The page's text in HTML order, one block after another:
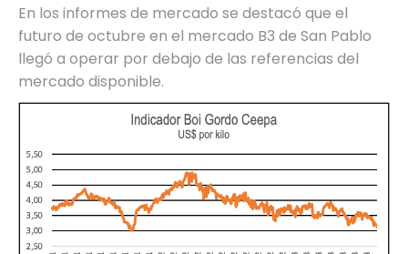
En los informes de mercado se destacó que el
futuro de octubre en el mercado B3 de San Pablo
llegó a operar por debajo de las referencias del
mercado disponible.